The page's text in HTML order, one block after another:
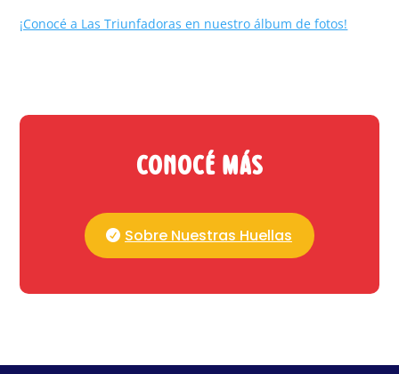
¡Conocé a Las Triunfadoras en nuestro álbum de fotos!
Conocé más
Sobre Nuestras Huellas